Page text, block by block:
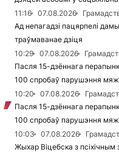
11:16
07.08.2026
Ад непагадзі пацярпелі
траўмаванае дзіця
10:29
07.08.2026
Пасля 15-дзённага
100 спробаў парушэння
10:20
07.08.2026
Пасля 15-дзённага
100 спробаў парушэння
10:03
07.08.2026
Жыхар Віцебска з